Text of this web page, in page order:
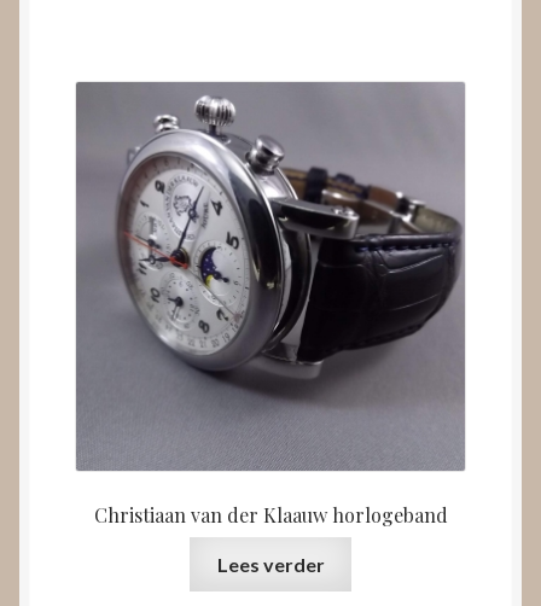
Christiaan van der Klaauw horlogeband
Lees verder